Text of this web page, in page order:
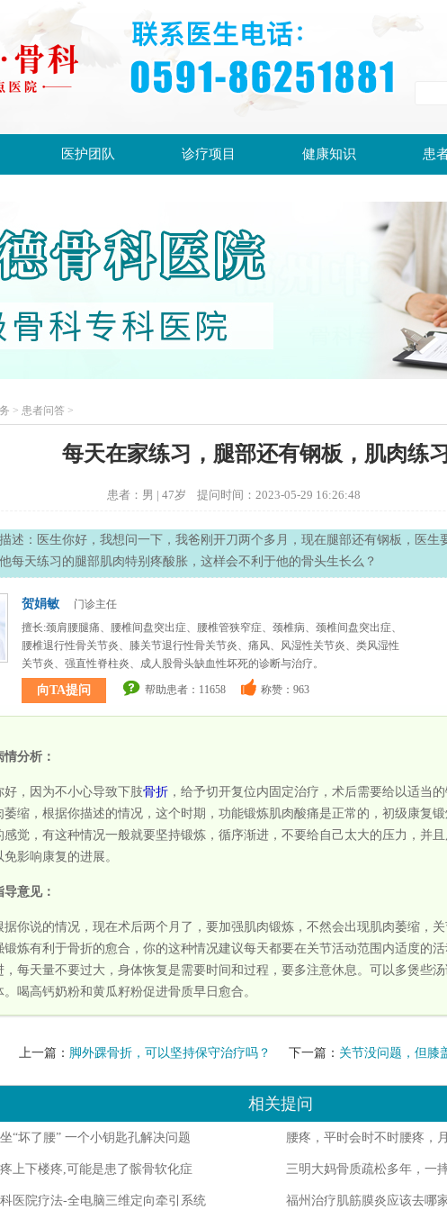
医护团队 诊疗项目 健康知识 患
> 患者问答 >
每天在家练习，腿部还有钢板，肌肉练
患者：男 | 47岁 提问时间：2023-05-29 16:26:48
述：医生你好，我想问一下，我爸刚开刀两个多月，现在腿部还有钢板，医生
每天练习的腿部肌肉特别疼酸胀，这样会不利于他的骨头生长么？
贺娟敏
门诊主任
擅长:颈肩腰腿痛、腰椎间盘突出症、腰椎管狭窄症、颈椎病、颈椎间盘突出症、
腰椎退行性骨关节炎、膝关节退行性骨关节炎、痛风、风湿性关节炎、类风湿性
关节炎、强直性脊柱炎、成人股骨头缺血性坏死的诊断与治疗。
向TA提问 帮助患者：11658 称赞：963
分析：
因为不小心导致下肢骨折 ，给予切开复位内固定治疗，术后需要给以适当
萎缩，根据你描述的情况，这个时期，功能锻炼肌肉酸痛是正常的，初级康复
感觉，有这种情况一般就要坚持锻炼，循序渐进，不要给自己太大的压力，并
免影响康复的进展。
意见：
说的情况，现在术后两个月了，要加强肌肉锻炼，不然会出现肌肉萎缩，关
锻炼有利于骨折的愈合，你的这种情况建议每天都要在关节活动范围内适度的
，每天量不要过大，身体恢复是需要时间和过程，要多注意休息。可以多煲些
。喝高钙奶粉和黄瓜籽粉促进骨质早日愈合。
上一篇： 脚外踝骨折，可以坚持保守治疗吗？ 下一篇： 关节没问题，但膝
相关提问
“坏了腰” 一个小钥匙孔解决问题 腰疼，平时会时不时腰疼，
上下楼疼,可能是患了髌骨软化症 三明大妈骨质疏松多年，一
医院疗法-全电脑三维定向牵引系统 福州治疗肌筋膜炎应该去哪